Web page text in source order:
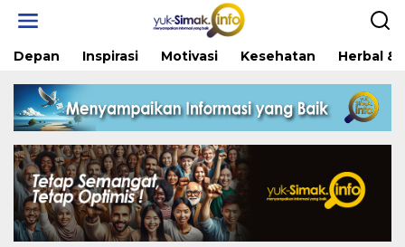
Depan Inspirasi Motivasi Kesehatan Herbal &